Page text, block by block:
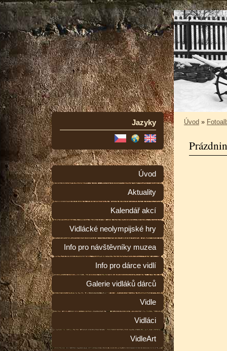
Jazyky
Úvod
Aktuality
Kalendář akcí
Vidlácké neolympijské hry
Info pro návštěvníky muzea
Info pro dárce vidlí
Galerie vidláků dárců
Vidle
Vidláci
VidleArt
Úvod »